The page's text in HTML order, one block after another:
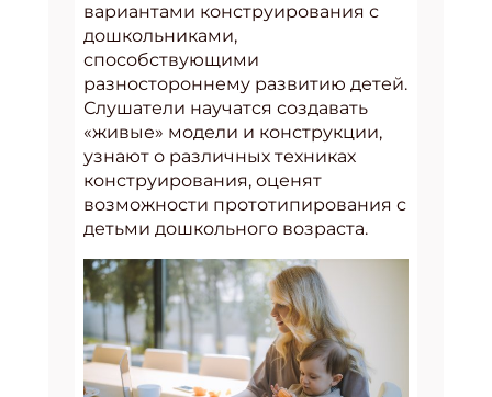
вариантами конструирования с
дошкольниками,
способствующими
разностороннему развитию детей.
Слушатели научатся создавать
«живые» модели и конструкции,
узнают о различных техниках
конструирования, оценят
возможности прототипирования с
детьми дошкольного возраста.